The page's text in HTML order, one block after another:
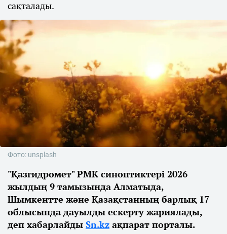
сақталады.
Фото: unsplash
"Қазгидромет" РМК синоптиктері 2026
жылдың 9 тамызында Алматыда,
Шымкентте және Қазақстанның барлық 17
облысында дауылды ескерту жариялады,
деп хабарлайды Sn.kz ақпарат порталы.